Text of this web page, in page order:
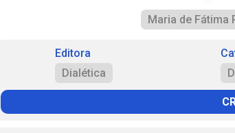
Maria de Fátima
Editora
Dialética